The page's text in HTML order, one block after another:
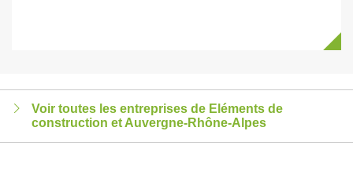
Voir toutes les entreprises de Eléments de
construction et Auvergne-Rhône-Alpes